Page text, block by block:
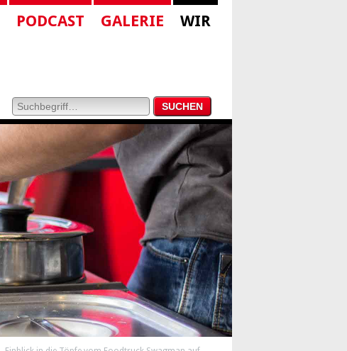
PODCAST GALERIE WIR